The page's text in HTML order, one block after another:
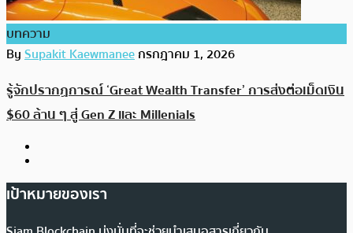
บทความ
BySupakit Kaewmaneeกรกฎาคม 1, 2026
รู้จักปรากฏการณ์ ‘Great Wealth Transfer’ การส่งต่อเม็ดเงิน
$60 ล้าน ๆ สู่ Gen Z และ Millenials
เป้าหมายของเรา